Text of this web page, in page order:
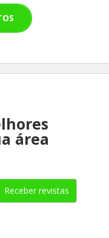
área
Receber revistas